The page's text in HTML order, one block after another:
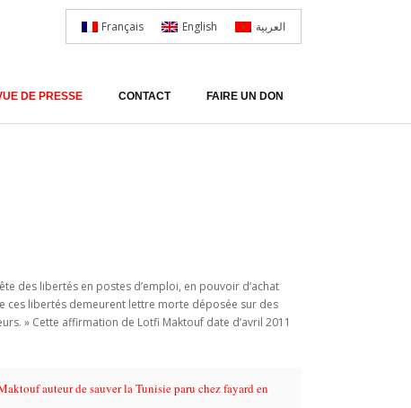
Français English العربية
DE PRESSE CONTACT FAIRE UN DON
des libertés en postes d’emploi, en pouvoir d’achat
ces libertés demeurent lettre morte déposée sur des
» Cette affirmation de Lotfi Maktouf date d’avril 2011
auteur de sauver la Tunisie paru chez fayard en